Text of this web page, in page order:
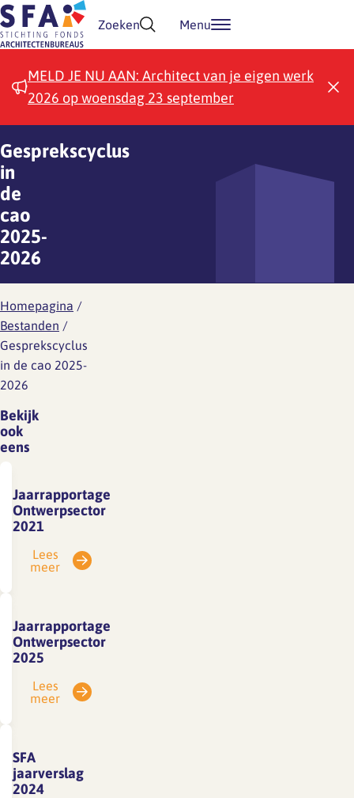
Doorgaan naar inhoud
Zoeken Menu
MELD JE NU AAN: Architect van je eigen werk
2026 op woensdag 23 september
Gesprekscyclus
in
de
cao
2025-
2026
Homepagina /
Bestanden /
Gesprekscyclus
in de cao 2025-
2026
Bekijk
ook
eens
Jaarrapportage
Ontwerpsector
2021
Lees
meer
Jaarrapportage
Ontwerpsector
2025
Lees
meer
SFA
jaarverslag
2024